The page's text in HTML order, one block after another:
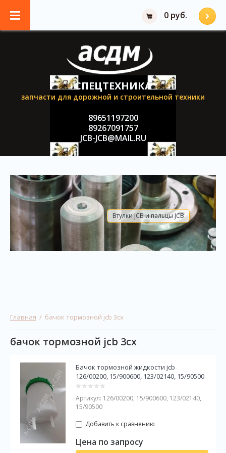
0 руб.
СПЕЦТЕХНИКА
запчасти для дорожной и строительной техники
89651197200
89267091757
JCB-JCB@MAIL.RU
Втулки JCB и пальцы JCB
Главная
  /  бачок тормозной jcb 3cx
бачок тормозной jcb 3cx
Бачок тормозной жидкости jcb
126/00200, 15/900600, 123/02140, 15/90500
Артикул: 126/00200, 15/900600, 123/02140,
15/90500
Добавить к сравнению
Цена по запросу